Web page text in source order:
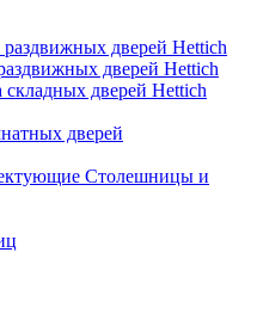
дверей Hettich
дверей Hettich
дверей Hettich
дверей
Столешницы и